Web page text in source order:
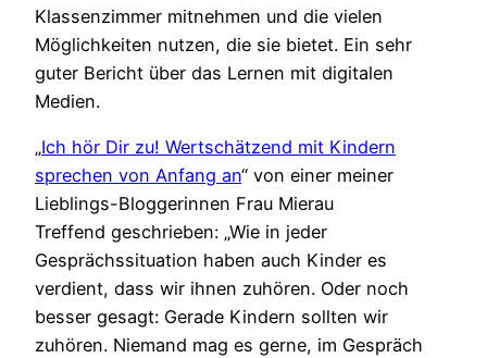
Klassenzimmer mitnehmen und die vielen
Möglichkeiten nutzen, die sie bietet. Ein sehr
guter Bericht über das Lernen mit digitalen
Medien.
„Ich hör Dir zu! Wertschätzend mit Kindern
sprechen von Anfang an“ von einer meiner
Lieblings-Bloggerinnen Frau Mierau
Treffend geschrieben: „Wie in jeder
Gesprächssituation haben auch Kinder es
verdient, dass wir ihnen zuhören. Oder noch
besser gesagt: Gerade Kindern sollten wir
zuhören. Niemand mag es gerne, im Gespräch